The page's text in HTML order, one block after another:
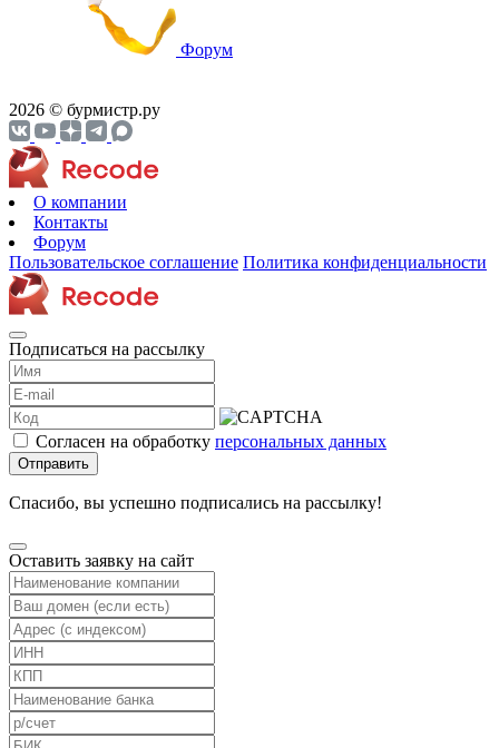
Форум
2026 © бурмистр.ру
О компании
Контакты
Форум
Пользовательское соглашение Политика конфиденциальности
Подписаться на рассылку
Согласен на обработку персональных данных
Отправить
Спасибо, вы успешно подписались на рассылку!
Оставить заявку на сайт